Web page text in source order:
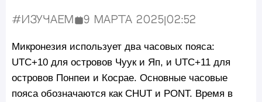
#Изучаем Опубликовано:
9 марта 2025 |02:52
Микронезия использует два часовых пояса:
UTC+10 для островов Чуук и Яп, и UTC+11 для
островов Понпеи и Косрае. Основные часовые
пояса обозначаются как CHUT и PONT. Время в